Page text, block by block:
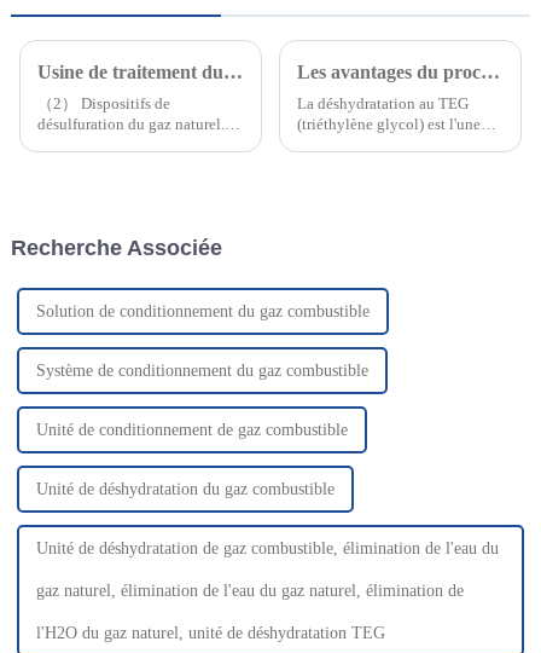
Usine de traitement du gaz naturel 5MMSCMD (2)
（2） Dispositifs de
désulfuration du gaz naturel.
le CO2 et le H2S dans le gaz.
Les avantages du procédé de déshydratation TEG dans le traitement du gaz naturel
La déshydratation au TEG
(triéthylène glycol) est l'une
Recherche Associée
Solution de conditionnement du gaz combustible
Système de conditionnement du gaz combustible
Unité de conditionnement de gaz combustible
Unité de déshydratation du gaz combustible
Unité de déshydratation de gaz combustible, élimination de l'eau du
gaz naturel, élimination de l'eau du gaz naturel, élimination de
l'H2O du gaz naturel, unité de déshydratation TEG